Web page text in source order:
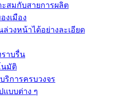
ะสมกับสายการผลิต
งเมือง
วงหน้าได้อย่างละเอียด
าบรื่น
นมัติ
ริการครบวงจร
แบบต่าง ๆ